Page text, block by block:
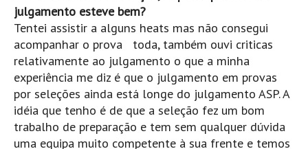
Acessórios de moda
Contactos
Contactos Surftotal
julgamento esteve bem?
Tentei assistir a alguns heats mas não consegui
acompanhar o prova toda, também ouvi criticas
relativamente ao julgamento o que a minha
experiência me diz é que o julgamento em provas
por seleções ainda está longe do julgamento ASP. A
idéia que tenho é de que a seleção fez um bom
trabalho de preparação e tem sem qualquer dúvida
uma equipa muito competente à sua frente e temos